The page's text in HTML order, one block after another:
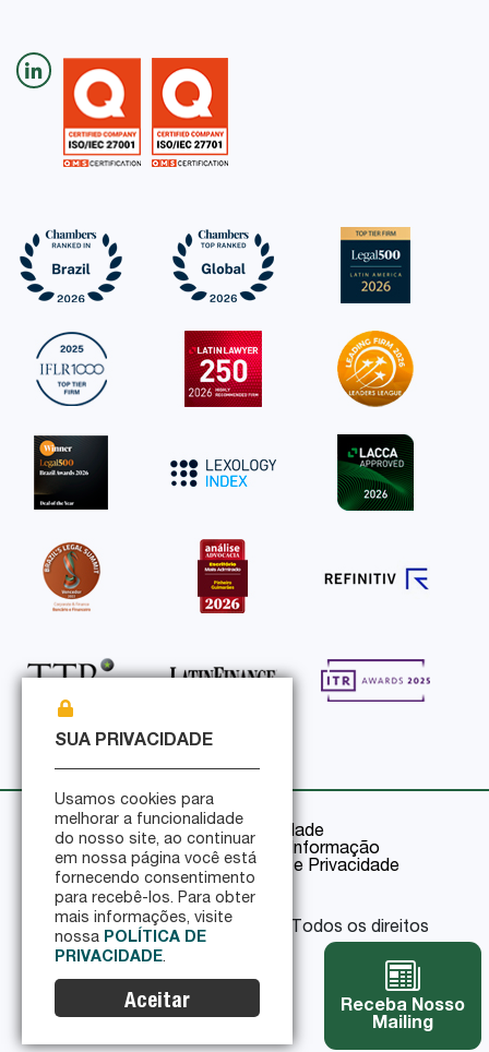
Política de Privacidade
Política de Segurança da Informação
Certificações de Segurança e Privacidade
© 2026 Pinheiro Guimarães - Todos os direitos
reservados
Receba Nosso
Mailing
SUA PRIVACIDADE
Usamos cookies para
melhorar a funcionalidade
do nosso site, ao continuar
em nossa página você está
fornecendo consentimento
para recebê-los. Para obter
mais informações, visite
nossa POLÍTICA DE
PRIVACIDADE.
Aceitar